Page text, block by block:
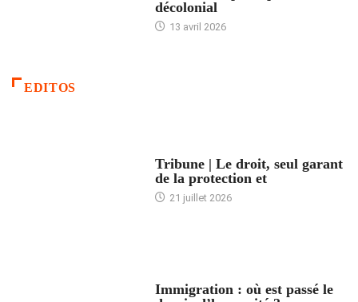
décolonial
13 avril 2026
EDITOS
Tribune | Le droit, seul garant
de la protection et
21 juillet 2026
Immigration : où est passé le